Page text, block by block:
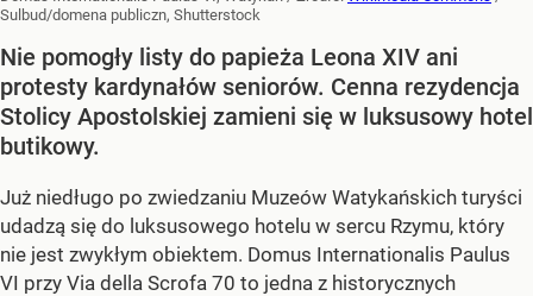
Sulbud/domena publiczn, Shutterstock
Nie pomogły listy do papieża Leona XIV ani
protesty kardynałów seniorów. Cenna rezydencja
Stolicy Apostolskiej zamieni się w luksusowy hotel
butikowy.
Już niedługo po zwiedzaniu Muzeów Watykańskich turyści
udadzą się do luksusowego hotelu w sercu Rzymu, który
nie jest zwykłym obiektem. Domus Internationalis Paulus
VI przy Via della Scrofa 70 to jedna z historycznych